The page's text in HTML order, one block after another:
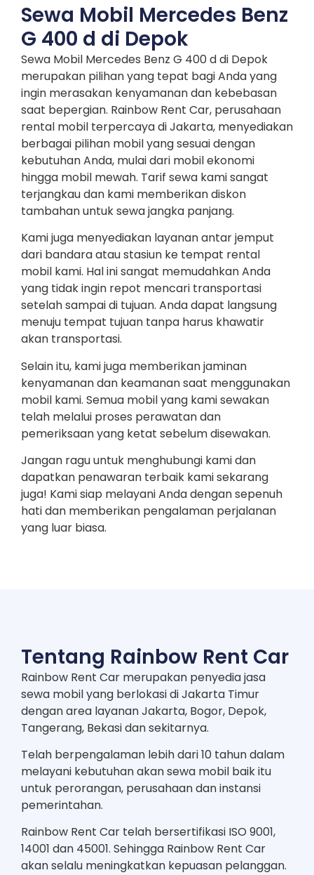
Sewa Mobil Mercedes Benz
G 400 d di Depok
Sewa Mobil Mercedes Benz G 400 d di Depok
merupakan pilihan yang tepat bagi Anda yang
ingin merasakan kenyamanan dan kebebasan
saat bepergian. Rainbow Rent Car, perusahaan
rental mobil terpercaya di Jakarta, menyediakan
berbagai pilihan mobil yang sesuai dengan
kebutuhan Anda, mulai dari mobil ekonomi
hingga mobil mewah. Tarif sewa kami sangat
terjangkau dan kami memberikan diskon
tambahan untuk sewa jangka panjang.
Kami juga menyediakan layanan antar jemput
dari bandara atau stasiun ke tempat rental
mobil kami. Hal ini sangat memudahkan Anda
yang tidak ingin repot mencari transportasi
setelah sampai di tujuan. Anda dapat langsung
menuju tempat tujuan tanpa harus khawatir
akan transportasi.
Selain itu, kami juga memberikan jaminan
kenyamanan dan keamanan saat menggunakan
mobil kami. Semua mobil yang kami sewakan
telah melalui proses perawatan dan
pemeriksaan yang ketat sebelum disewakan.
Jangan ragu untuk menghubungi kami dan
dapatkan penawaran terbaik kami sekarang
juga! Kami siap melayani Anda dengan sepenuh
hati dan memberikan pengalaman perjalanan
yang luar biasa.
Tentang Rainbow Rent Car
Rainbow Rent Car merupakan penyedia jasa
sewa mobil yang berlokasi di Jakarta Timur
dengan area layanan Jakarta, Bogor, Depok,
Tangerang, Bekasi dan sekitarnya.
Telah berpengalaman lebih dari 10 tahun dalam
melayani kebutuhan akan sewa mobil baik itu
untuk perorangan, perusahaan dan instansi
pemerintahan.
Rainbow Rent Car telah bersertifikasi ISO 9001,
14001 dan 45001. Sehingga Rainbow Rent Car
akan selalu meningkatkan kepuasan pelanggan.